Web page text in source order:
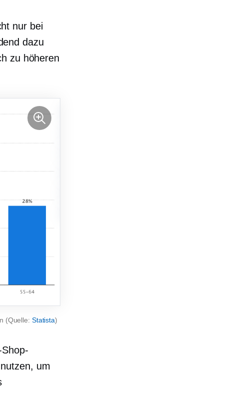
nur bei
dazu
zu höheren
(Quelle: Statista)
um